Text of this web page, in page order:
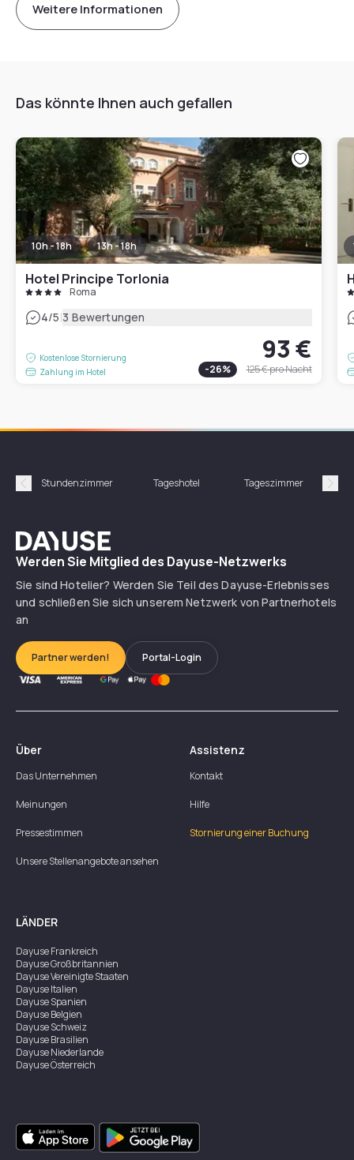
Weitere Informationen
Das könnte Ihnen auch gefallen
10h - 18h 13h - 18h
Hotel Principe Torlonia
Roma
4/5|3 Bewertungen
Kostenlose Stornierung
Zahlung im Hotel
93 €
-26% 125 €pro Nacht
Précédent
Stundenzimmer Tageshotel Tageszimmer
Dayuse
Werden Sie Mitglied des Dayuse-Netzwerks
Sie sind Hotelier? Werden Sie Teil des Dayuse-Erlebnisses
und schließen Sie sich unserem Netzwerk von Partnerhotels
an
Partner werden! Portal-Login
Über
Das Unternehmen
Meinungen
Pressestimmen
Unsere Stellenangebote ansehen
Assistenz
Kontakt
Hilfe
Stornierung einer Buchung
LÄNDER
DayuseFrankreich
DayuseGroßbritannien
DayuseVereinigte Staaten
DayuseItalien
DayuseSpanien
DayuseBelgien
DayuseSchweiz
DayuseBrasilien
DayuseNiederlande
DayuseÖsterreich
DayuseSingapur
DayuseZweden
DayuseThailand